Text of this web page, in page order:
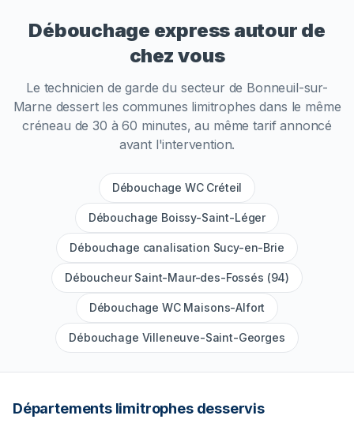
Débouchage express autour de
chez vous
Le technicien de garde du secteur de Bonneuil-sur-
Marne dessert les communes limitrophes dans le même
créneau de 30 à 60 minutes, au même tarif annoncé
avant l'intervention.
Débouchage WC Créteil
Débouchage Boissy-Saint-Léger
Débouchage canalisation Sucy-en-Brie
Déboucheur Saint-Maur-des-Fossés (94)
Débouchage WC Maisons-Alfort
Débouchage Villeneuve-Saint-Georges
Départements limitrophes desservis